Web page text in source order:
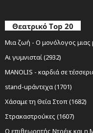
Θεατρικό Top 20
Μια ζωή - Ο μονόλογος μιας
Αι γυμνισταί (2932)
MANOLIS - καρδιά σε
stand-upάντεχα (1701)
Χάσαμε τη Θεία Στοπ (1682)
Στρακαστρούκες (1607)
Ο επιθεωρητής Ντρέικ και